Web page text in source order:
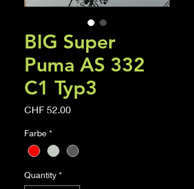
BIG Super
Puma AS 332
C1 Typ3
CHF 52.00Price
Farbe *
Quantity *